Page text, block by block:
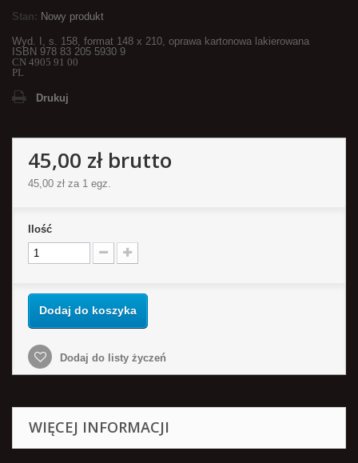
Stan: Nowy produkt
Wyd. I, s. 158, format 148 x 210, oprawa kartonowa lakierowana
ISBN 978 83 205 5930 9
CN 4905 91 00
PL
Drukuj
45,00 złbrutto
45,00 zł za 1 egz.
Ilość
Dodaj do koszyka
Dodaj do listy życzeń
WIĘCEJ INFORMACJI